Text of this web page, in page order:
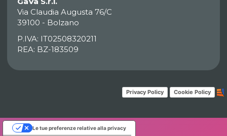
Via Claudia Augusta 76/C
39100 - Bolzano
P.IVA: IT02508320211
REA: BZ-183509
Privacy Policy Cookie Policy
Le tue preferenze relative alla privacy